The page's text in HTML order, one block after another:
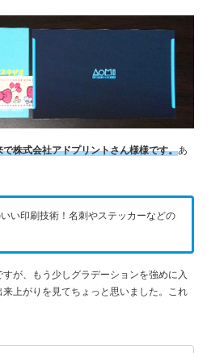
株式会社アドプリントさん様様です。あ
い印刷技術！名刺やステッカーなどの
が、もう少しグラデーションを強めに入
上がりを見てちょっと思いました。これ